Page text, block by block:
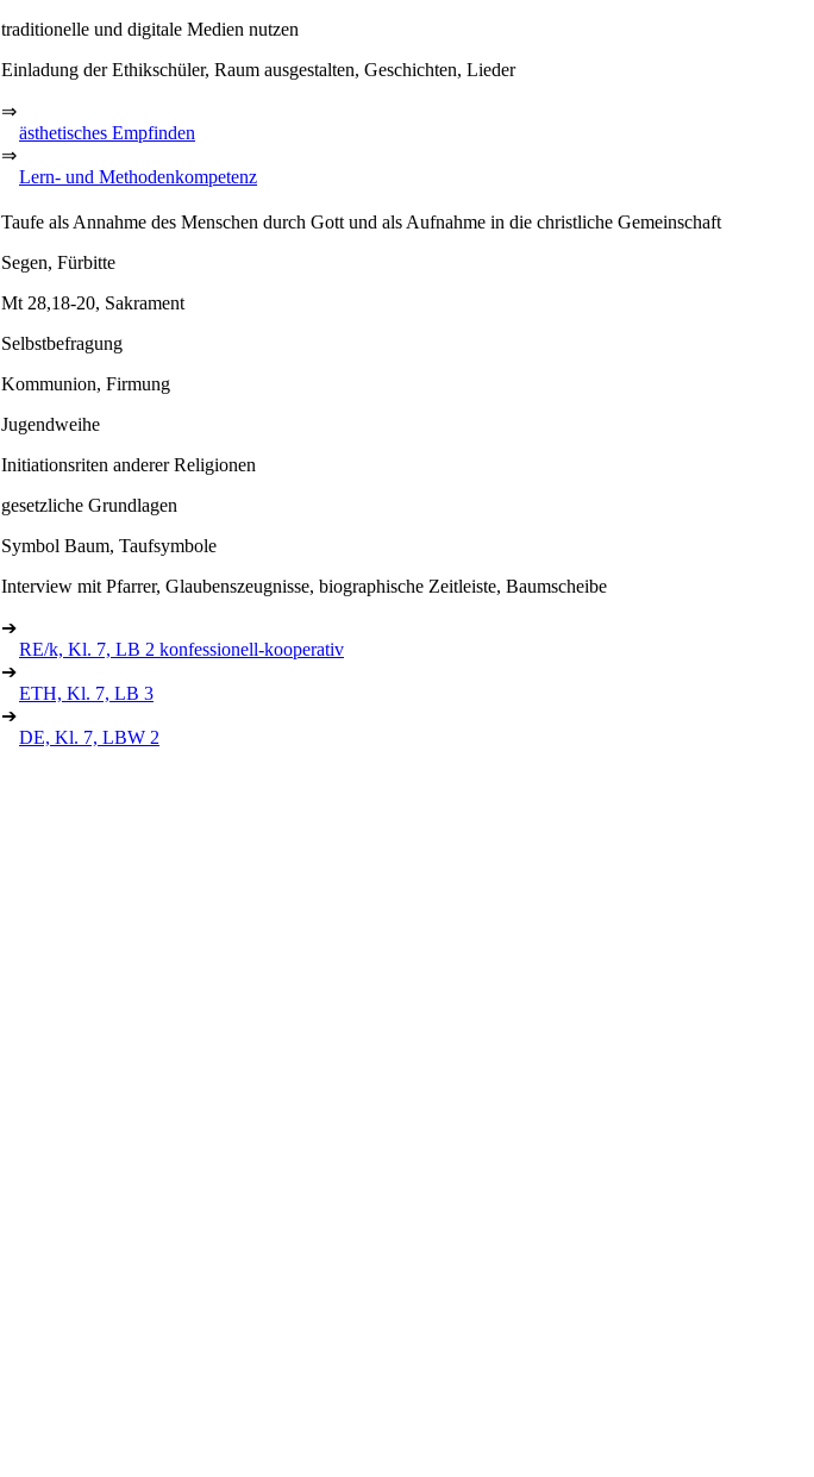
traditionelle und digitale Medien nutzen
Einladung der Ethikschüler, Raum ausgestalten, Geschichten, Lieder
⇒
ästhetisches Empfinden
⇒
Lern- und Methodenkompetenz
Taufe als Annahme des Menschen durch Gott und als Aufnahme in die christliche Gemeinschaft
Segen, Fürbitte
Mt 28,18-20, Sakrament
Selbstbefragung
Kommunion, Firmung
Jugendweihe
Initiationsriten anderer Religionen
gesetzliche Grundlagen
Symbol Baum, Taufsymbole
Interview mit Pfarrer, Glaubenszeugnisse, biographische Zeitleiste, Baumscheibe
➔
RE/k, Kl. 7, LB 2 konfessionell-kooperativ
➔
ETH, Kl. 7, LB 3
➔
DE, Kl. 7, LBW 2